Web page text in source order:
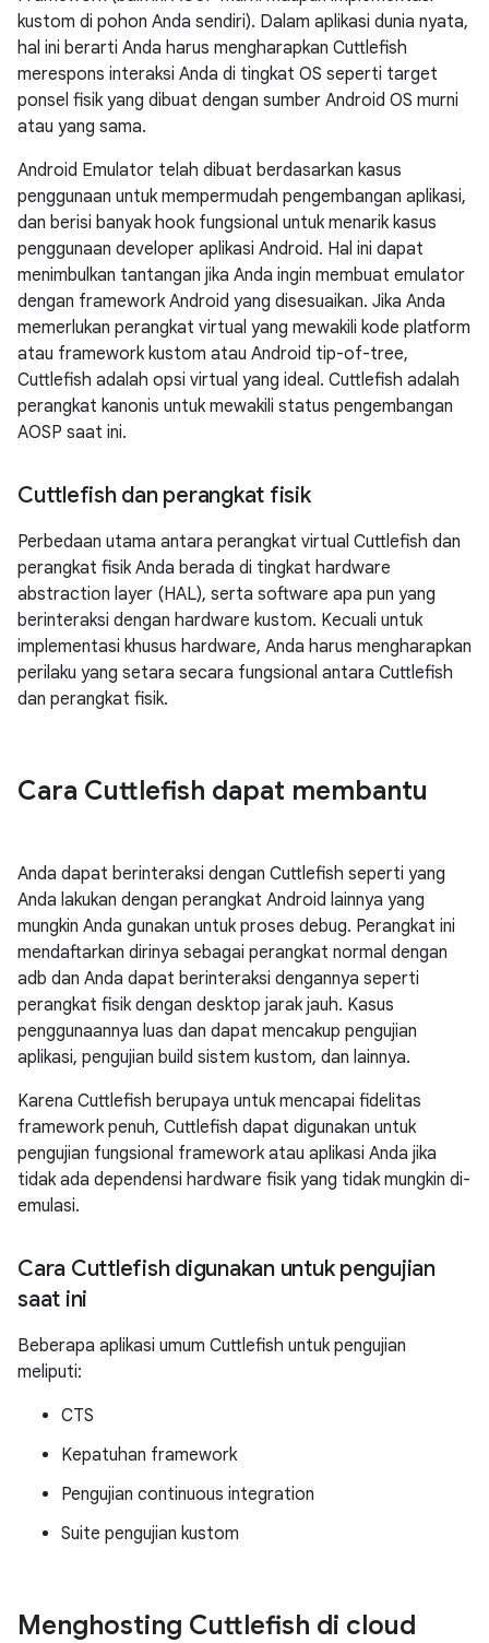
kustom di pohon Anda sendiri). Dalam aplikasi dunia nyata,
hal ini berarti Anda harus mengharapkan Cuttlefish
merespons interaksi Anda di tingkat OS seperti target
ponsel fisik yang dibuat dengan sumber Android OS murni
atau yang sama.
Android Emulator telah dibuat berdasarkan kasus
penggunaan untuk mempermudah pengembangan aplikasi,
dan berisi banyak hook fungsional untuk menarik kasus
penggunaan developer aplikasi Android. Hal ini dapat
menimbulkan tantangan jika Anda ingin membuat emulator
dengan framework Android yang disesuaikan. Jika Anda
memerlukan perangkat virtual yang mewakili kode platform
atau framework kustom atau Android tip-of-tree,
Cuttlefish adalah opsi virtual yang ideal. Cuttlefish adalah
perangkat kanonis untuk mewakili status pengembangan
AOSP saat ini.
Cuttlefish dan perangkat fisik
Perbedaan utama antara perangkat virtual Cuttlefish dan
perangkat fisik Anda berada di tingkat hardware
abstraction layer (HAL), serta software apa pun yang
berinteraksi dengan hardware kustom. Kecuali untuk
implementasi khusus hardware, Anda harus mengharapkan
perilaku yang setara secara fungsional antara Cuttlefish
dan perangkat fisik.
Cara Cuttlefish dapat membantu
Anda dapat berinteraksi dengan Cuttlefish seperti yang
Anda lakukan dengan perangkat Android lainnya yang
mungkin Anda gunakan untuk proses debug. Perangkat ini
mendaftarkan dirinya sebagai perangkat normal dengan
adb dan Anda dapat berinteraksi dengannya seperti
perangkat fisik dengan desktop jarak jauh. Kasus
penggunaannya luas dan dapat mencakup pengujian
aplikasi, pengujian build sistem kustom, dan lainnya.
Karena Cuttlefish berupaya untuk mencapai fidelitas
framework penuh, Cuttlefish dapat digunakan untuk
pengujian fungsional framework atau aplikasi Anda jika
tidak ada dependensi hardware fisik yang tidak mungkin di-
emulasi.
Cara Cuttlefish digunakan untuk pengujian
saat ini
Beberapa aplikasi umum Cuttlefish untuk pengujian
meliputi:
CTS
Kepatuhan framework
Pengujian continuous integration
Suite pengujian kustom
Menghosting Cuttlefish di cloud